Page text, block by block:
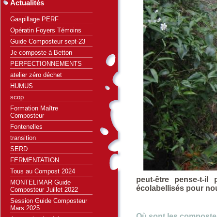
Actualités
Gaspillage PERF
Opératin Foyers Témoins
Guide Composteur sept-23
Je composte à Betton
PERFECTIONNEMENTS
atelier zéro déchet
HUMUS
scop
Formation Maître
Composteur
Fontenelles
transition
SERD
FERMENTATION
Tous au Compost 2024
MONTELIMAR Guide
Composteur Juillet 2022
Session Guide Composteur
Mars 2025
peut-être pense-t-
écolabellisés pour